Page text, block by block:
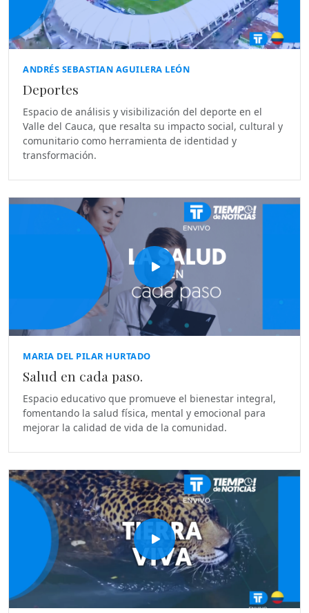
ANDRÉS SEBASTIAN AGUILERA LEÓN
Deportes
Espacio de análisis y visibilización del deporte en el
Valle del Cauca, que resalta su impacto social, cultural y
comunitario como herramienta de identidad y
transformación.
MARIA DEL PILAR HURTADO
Salud en cada paso.
Espacio educativo que promueve el bienestar integral,
fomentando la salud física, mental y emocional para
mejorar la calidad de vida de la comunidad.